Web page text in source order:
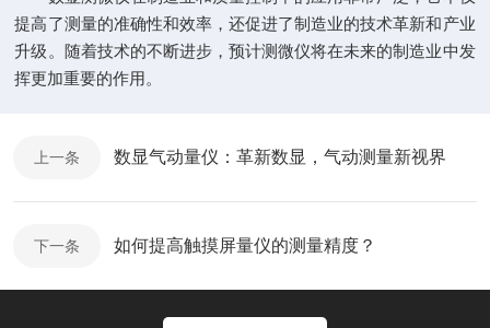
提高了测量的准确性和效率，还促进了制造业的技术革新和产业
升级。随着技术的不断进步，预计测微仪将在未来的制造业中发
挥更加重要的作用。
上一条 数显气动量仪：革新数显，气动测量新视界
下一条 如何提高触摸屏量仪的测量精度？